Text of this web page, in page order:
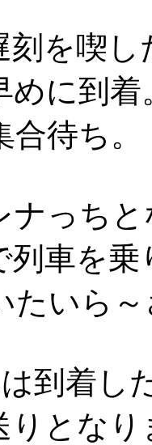
刻を喫
めに到着
待ち。
ナっち
列車を
たいら
到着し
りとなり